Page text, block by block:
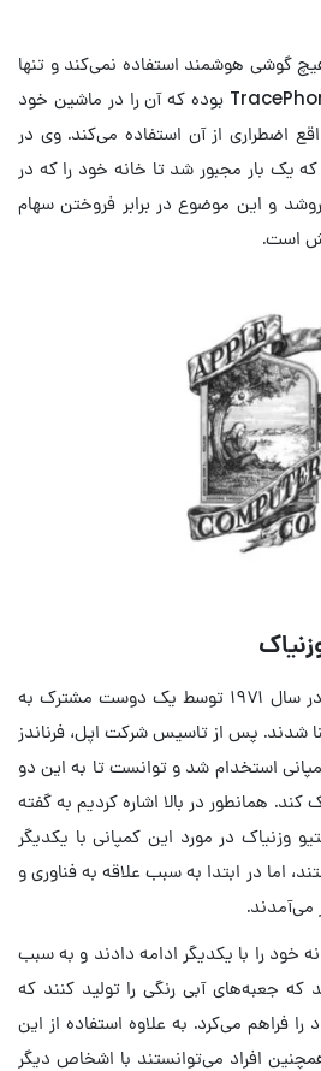
گوشی هوشمند استفاده نمی‌کند و تنها
دارای یک دستگاه از برند TracePhone بوده که آن را در ماشین خود
اضطراری از آن استفاده می‌کند. وی در
که یک بار مجبور شد تا خانه خود را که در
و این موضوع در برابر فروختن سهام
است.
استیو جابر و استیو وزنیاک در سال ۱۹۷۱ توسط یک دوست مشترک به
شدند. پس از تاسیس شرکت اپل، فرناندز
استخدام شد و توانست تا به این دو
همانطور در بالا اشاره کردیم به گفته
وزنیاک در مورد این کمپانی با یکدیگر
اما در ابتدا به سبب علاقه به فناوری و
می‌آمدند.
خود را با یکدیگر ادامه دادند و به سبب
که جعبه‌های آبی رنگی را تولید کنند که
فراهم می‌کرد. به علاوه استفاده از این
افراد می‌توانستند با اشخاص دیگر